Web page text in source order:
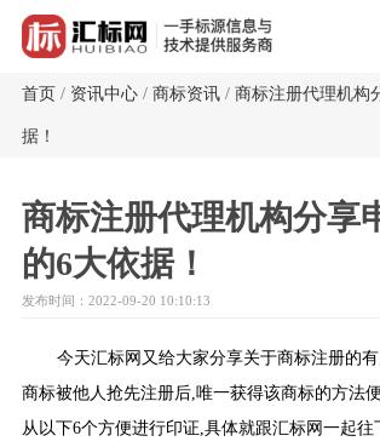
首页 / 资讯中心 / 商标资讯 / 商标注册代理机构
据！
商标注册代理机构分享
的6大依据！
发布时间：2022-09-20 10:10:13
今天汇标网又给大家分享关于商标注册的
商标被他人抢先注册后,唯一获得该商标的方法
从以下6个方便进行印证,具体就跟汇标网一起往